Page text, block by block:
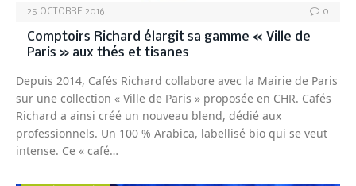
25 OCTOBRE 2016 0
Comptoirs Richard élargit sa gamme « Ville de
Paris » aux thés et tisanes
Depuis 2014, Cafés Richard collabore avec la Mairie de Paris
sur une collection « Ville de Paris » proposée en CHR. Cafés
Richard a ainsi créé un nouveau blend, dédié aux
professionnels. Un 100 % Arabica, labellisé bio qui se veut
intense. Ce « café…